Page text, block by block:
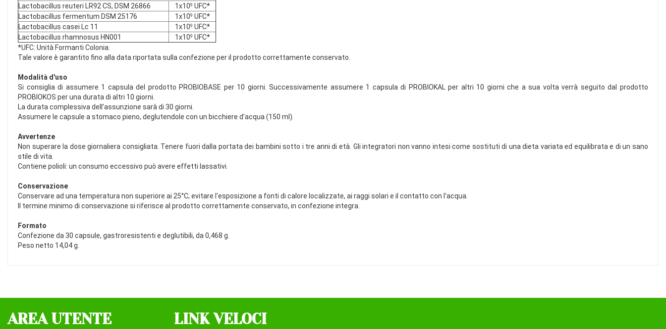
Lactobacillus reuteri LR92 CS, DSM 26866
1x109 UFC*
Lactobacillus fermentum DSM 25176
1x109 UFC*
Lactobacillus casei Lc 11
1x109 UFC*
Lactobacillus rhamnosus HN001
1x109 UFC*
*UFC: Unità Formanti Colonia.
Tale valore è garantito fino alla data riportata sulla confezione per il prodotto correttamente conservato.
Modalità d'uso
Si consiglia di assumere 1 capsula del prodotto PROBIOBASE per 10 giorni. Successivamente assumere 1 capsula di PROBIOKAL per altri 10 giorni che a sua volta verrà seguito dal prodotto
PROBIOKOS per una durata di altri 10 giorni.
La durata complessiva dell’assunzione sarà di 30 giorni.
Assumere le capsule a stomaco pieno, deglutendole con un bicchiere d'acqua (150 ml).
Avvertenze
Non superare la dose giornaliera consigliata. Tenere fuori dalla portata dei bambini sotto i tre anni di età. Gli integratori non vanno intesi come sostituti di una dieta variata ed equilibrata e di un sano
stile di vita.
Contiene polioli: un consumo eccessivo può avere effetti lassativi.
Conservazione
Conservare ad una temperatura non superiore ai 25°C; evitare l'esposizione a fonti di calore localizzate, ai raggi solari e il contatto con l'acqua.
Il termine minimo di conservazione si riferisce al prodotto correttamente conservato, in confezione integra.
Formato
Confezione da 30 capsule, gastroresistenti e deglutibili, da 0,468 g.
Peso netto 14,04 g.
AREA UTENTE LINK VELOCI